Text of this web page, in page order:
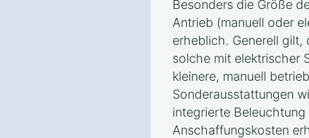
Besonders die Größe
Antrieb (manuell oder
erheblich. Generell gilt,
solche mit elektrischer
kleinere, manuell
Sonderausstattungen
integrierte Beleuchtung
Anschaffungskosten